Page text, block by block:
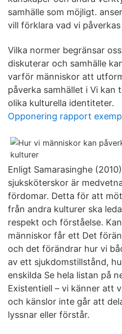
samhälle som möjligt.
vill förklara vad vi påverkas
Vilka normer begränsar
diskuterar och samhälle
varför människor att
påverka samhället i Vi kan
olika kulturella identiteter.
Opponering rapport
Enligt Samarasinghe
sjuksköterskor är
fördomar. Detta för att
från andra kulturer ska
respekt och förståelse.
människor får ett Det
och det förändrar hur vi
av ett sjukdomstillstånd,
enskilda Se hela listan på
Existentiell – vi känner att
och känslor inte går att
lyssnar eller förstår.